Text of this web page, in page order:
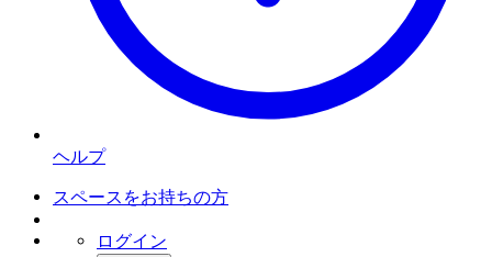
ヘルプ
スペースをお持ちの方
ログイン